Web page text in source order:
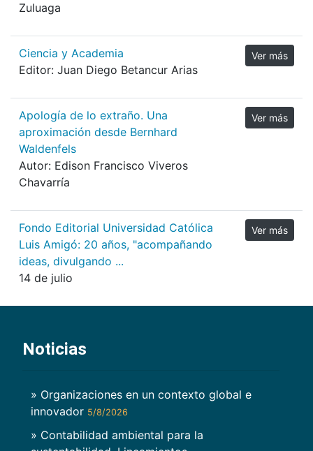
Zuluaga
Ciencia y Academia
Editor: Juan Diego Betancur Arias
Ver más
Apología de lo extraño. Una
aproximación desde Bernhard
Waldenfels
Autor: Edison Francisco Viveros
Chavarría
Ver más
Fondo Editorial Universidad Católica
Luis Amigó: 20 años, "acompañando
ideas, divulgando ...
14 de julio
Ver más
Noticias
» Organizaciones en un contexto global e
innovador 5/8/2026
» Contabilidad ambiental para la